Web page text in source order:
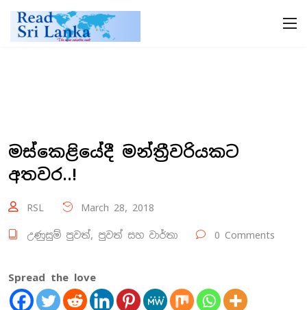
මස්කෙළියේදී මන්ත්‍රීවරියකට
අතවර..!
RSL March 28, 2018
උණුසුම් පුවත්, පුවත් සහ වාර්තා 0 Comments
Spread the love